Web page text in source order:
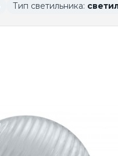
Тип светильника: